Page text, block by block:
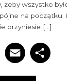
żeby wszystko
na początku.
przyniesie […]
Twitter
Email